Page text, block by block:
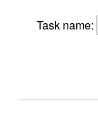
Task name: